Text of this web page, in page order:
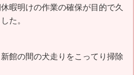
暇明けの作業の確保が目的で久
た。
館の間の犬走りをこってり掃除